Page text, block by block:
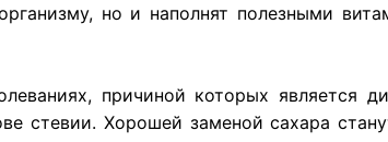
но и наполнят полезными
причиной которых является
стевии. Хорошей заменой сахара